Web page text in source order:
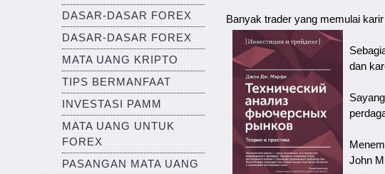
DASAR-DASAR FOREX
DASAR-DASAR FOREX
MATA UANG KRIPTO
TIPS BERMANFAAT
INVESTASI PAMM
MATA UANG UNTUK
FOREX
PASANGAN MATA UANG
Banyak trader yang memulai
dan
John